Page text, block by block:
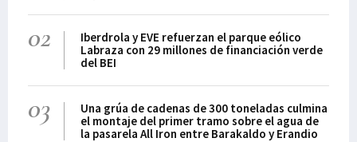
02
Iberdrola y EVE refuerzan el parque eólico
Labraza con 29 millones de financiación verde
del BEI
03
Una grúa de cadenas de 300 toneladas culmina
el montaje del primer tramo sobre el agua de
la pasarela All Iron entre Barakaldo y Erandio